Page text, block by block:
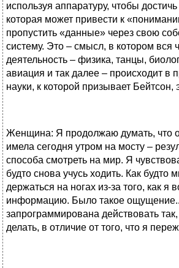
используя аппаратуру, чтобы
которая может привести к
пропустить «данные» через свою
систему. Это – смысл, в котором вся
деятельность – физика, танцы,
авиация и так далее – происходит в
науки, к которой призывает Бейтсон,
Женщина: Я продолжаю думать, что
имела сегодня утром на мосту –
способа смотреть на мир. Я
будто снова учусь ходить. Как будто
держаться на ногах из-за того, как я
информацию. Было такое ощущение..,
запрограммирована действовать
делать, в отличие от того, что я